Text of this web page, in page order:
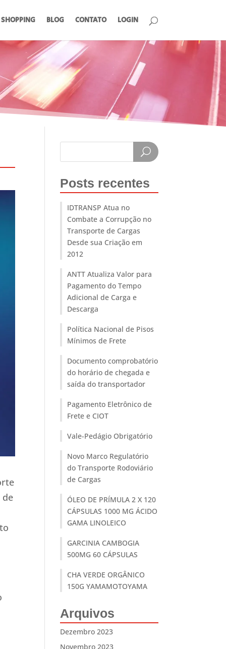
SHOPPING BLOG CONTATO LOGIN
de
Posts recentes
IDTRANSP Atua no
Combate a Corrupção no
Transporte de Cargas
Desde sua Criação em
2012
ANTT Atualiza Valor para
Pagamento do Tempo
Adicional de Carga e
Descarga
Política Nacional de Pisos
Mínimos de Frete
Documento comprobatório
do horário de chegada e
saída do transportador
Pagamento Eletrônico de
Frete e CIOT
Vale-Pedágio Obrigatório
Novo Marco Regulatório
do Transporte Rodoviário
de Cargas
ÓLEO DE PRÍMULA 2 X 120
CÁPSULAS 1000 MG ÁCIDO
GAMA LINOLEICO
GARCINIA CAMBOGIA
500MG 60 CÁPSULAS
CHA VERDE ORGÂNICO
150G YAMAMOTOYAMA
Arquivos
Dezembro 2023
Novembro 2023